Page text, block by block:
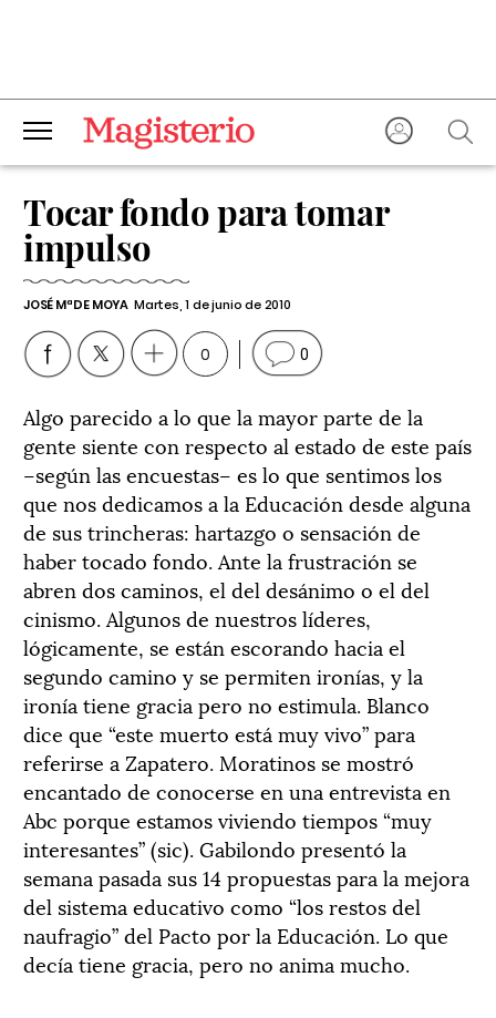
Tocar fondo para tomar
impulso
JOSÉ Mª DE MOYA Martes, 1 de junio de 2010
0 0
Algo parecido a lo que la mayor parte de la
gente siente con respecto al estado de este país
–según las encuestas– es lo que sentimos los
que nos dedicamos a la Educación desde alguna
de sus trincheras: hartazgo o sensación de
haber tocado fondo. Ante la frustración se
abren dos caminos, el del desánimo o el del
cinismo. Algunos de nuestros líderes,
lógicamente, se están escorando hacia el
segundo camino y se permiten ironías, y la
ironía tiene gracia pero no estimula. Blanco
dice que “este muerto está muy vivo” para
referirse a Zapatero. Moratinos se mostró
encantado de conocerse en una entrevista en
Abc porque estamos viviendo tiempos “muy
interesantes” (sic). Gabilondo presentó la
semana pasada sus 14 propuestas para la mejora
del sistema educativo como “los restos del
naufragio” del Pacto por la Educación. Lo que
decía tiene gracia, pero no anima mucho.